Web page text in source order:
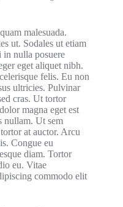
malesuada.
ut. Sodales ut etiam
in nulla posuere
eget aliquet nibh.
felis. Eu non
ultricies. Pulvinar
cras. Ut tortor
magna eget est
nullam. Ut sem
at auctor. Arcu
Congue eu
diam. Tortor
eu. Vitae
commodo elit